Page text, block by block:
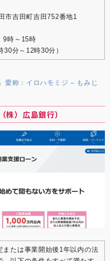
吉田町吉田752番地1
時～15時
分～12時30分）
愛称：イロハモミジ – もみじ
株）広島銀行）
または事業開始後1年以内の法